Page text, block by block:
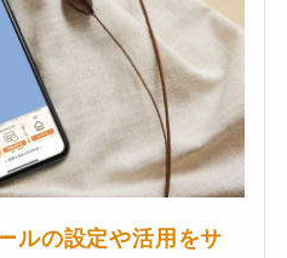
ルの設定や活用をサ